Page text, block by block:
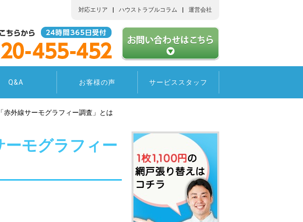
対応エリア ハウストラブルコラム 運営会社
Q&A お客様の声 サービススタッフ
赤外線サーモグラフィー調査」とは
ーモグラフィー